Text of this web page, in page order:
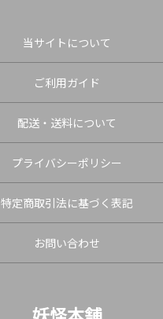
当サイトについて
ご利用ガイド
配送・送料について
プライバシーポリシー
特定商取引法に基づく表記
お問い合わせ
妖怪本舗